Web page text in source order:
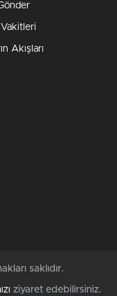
Akışları
saklıdır.
ziyaret edebilirsiniz.